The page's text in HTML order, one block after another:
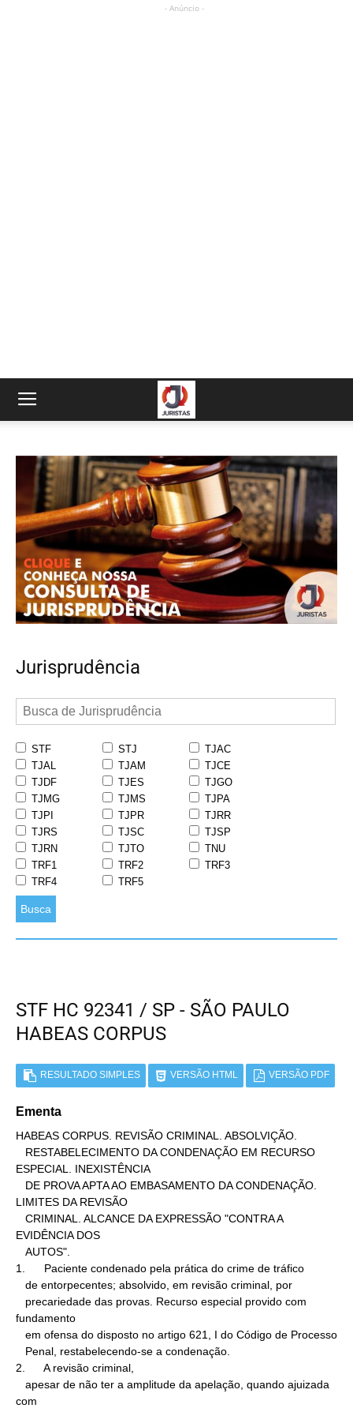
- Anúncio -
Jurisprudência
STF STJ
TJAC
TJAL
TJAM
TJCE
TJDF
TJES
TJGO
TJMG
TJMS
TJPA
TJPI
TJPR
TJRR
TJRS
TJSC
TJSP
TJRN
TJTO
TNU
TRF1
TRF2
TRF3
TRF4
TRF5
Busca
STF HC 92341 / SP - SÃO PAULO
HABEAS CORPUS
RESULTADO SIMPLES VERSÃO HTML VERSÃO PDF
Ementa
HABEAS CORPUS. REVISÃO CRIMINAL. ABSOLVIÇÃO.
ESPECIAL. INEXISTÊNCIA
LIMITES DA REVISÃO
EVIDÊNCIA DOS
1.      Paciente condenado pela prática do crime de tráfico
fundamento
2.      A revisão criminal,
com